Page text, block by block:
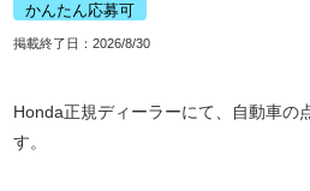
かんたん応募可
掲載終了日： 2026/8/30
Honda正規ディーラーにて、自動車の
す。